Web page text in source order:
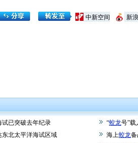
新
中新空间
试已突破去年纪录 “蛟龙号”载
东北太平洋海试区域 海上蛟龙